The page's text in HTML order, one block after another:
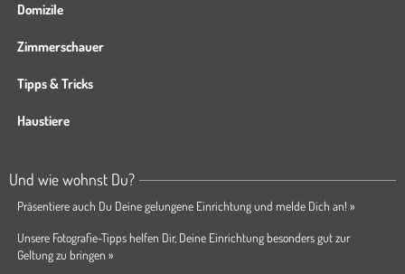
Domizile
Zimmerschauer
Tipps & Tricks
Haustiere
Und wie wohnst Du?
Präsentiere auch Du Deine gelungene Einrichtung und melde Dich an! »
Unsere Fotografie-Tipps helfen Dir, Deine Einrichtung besonders gut zur
Geltung zu bringen »